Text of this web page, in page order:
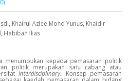
Khairul Azlee Mohd Yunus, Khaidir
Habibah Ilias
menumpukan kepada pemasaran politik
politik merupakan satu cabang atau
interdisciplinary. Konsep pemasaran